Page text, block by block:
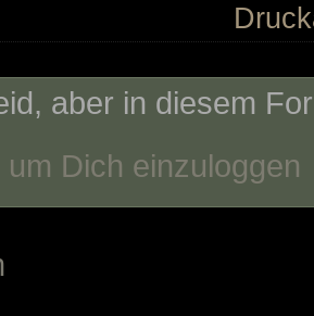
aber in diesem
Dich einzuloggen